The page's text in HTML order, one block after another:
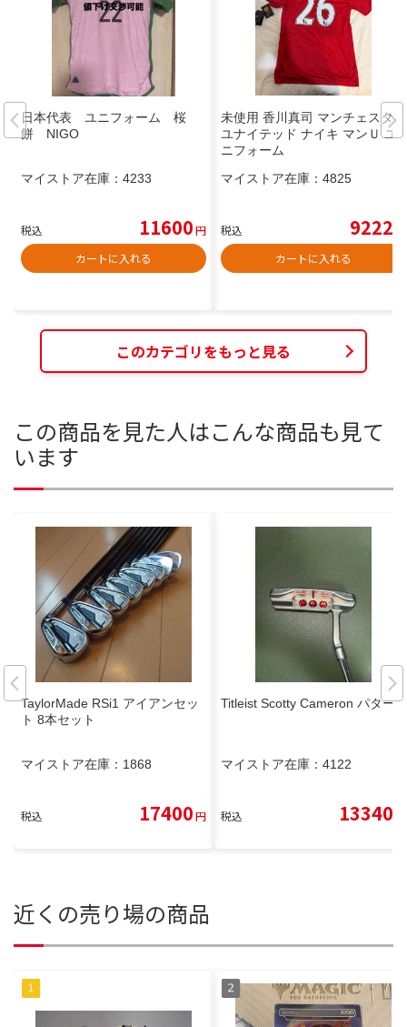
日本代表 ユニフォーム 桜
餅 NIGO
マイストア在庫： 4233
税込 11600円
カートに入れる
未使用 香川真司 マンチェスター
ユナイテッド ナイキ マンＵ ユ
ニフォーム
マイストア在庫： 4825
税込 9222
カートに入れる
このカテゴリをもっと見る
この商品を見た人はこんな商品も見て
います
TaylorMade RSi1 アイアンセッ
ト 8本セット
マイストア在庫： 1868
税込 17400円
Titleist Scotty Cameron パター
マイストア在庫： 4122
税込 13340
近くの売り場の商品